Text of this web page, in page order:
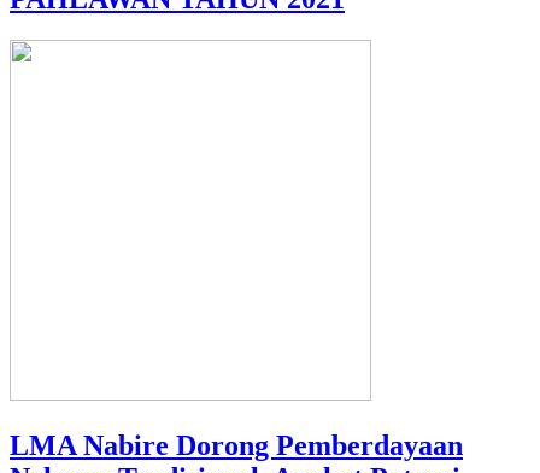
LMA Nabire Dorong Pemberdayaan